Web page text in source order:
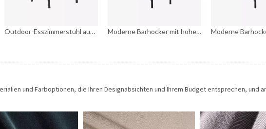
Outdoor-Esszimmerstuhl aus Metall mit Armlehne und Kissensessel Moderne Barhocker mit hohem Hocker für den Hinterhof
und Farboptionen, die Ihren Designabsichten und Ihrem Budget entsprechen,